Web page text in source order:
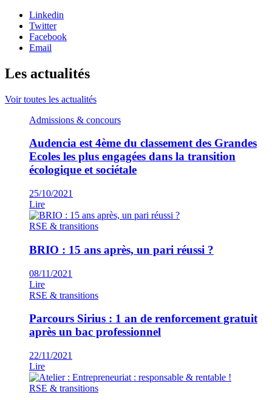
Linkedin
Twitter
Facebook
Email
Les actualités
Voir toutes les actualités
Admissions & concours
Audencia est 4ème du classement des Grandes
Ecoles les plus engagées dans la transition
écologique et sociétale
25/10/2021
Lire
RSE & transitions
BRIO : 15 ans après, un pari réussi ?
08/11/2021
Lire
RSE & transitions
Parcours Sirius : 1 an de renforcement gratuit
après un bac professionnel
22/11/2021
Lire
RSE & transitions